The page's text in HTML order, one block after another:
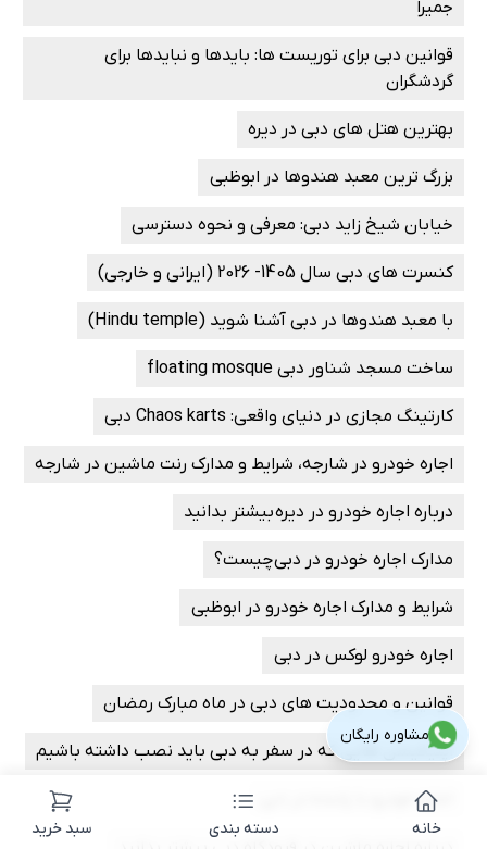
جمیرا
قوانین دبی برای توریست ها: بایدها و نبایدها برای
گردشگران
بهترین هتل های دبی در دیره
بزرگ ترین معبد هندوها در ابوظبی
خیابان شیخ زاید دبی: معرفی و نحوه دسترسی
کنسرت های دبی سال 1405- 2026 (ایرانی و خارجی)
با معبد هندوها در دبی آشنا شوید (Hindu temple)
ساخت مسجد شناور دبی floating mosque
کارتینگ مجازی در دنیای واقعی: Chaos karts دبی
اجاره خودرو در شارجه، شرایط و مدارک رنت ماشین در شارجه
درباره اجاره خودرو در دیره بیشتر بدانید
مدارک اجاره خودرو در دبی چیست؟
شرایط و مدارک اجاره خودرو در ابوظبی
اجاره خودرو لوکس در دبی
قوانین و محدودیت های دبی در ماه مبارک رمضان
اپلیکیشن هایی که در سفر به دبی باید نصب داشته باشیم
اجاره خودرو با راننده در دبی
مشاوره رایگان
خانه دسته بندی سبد خرید